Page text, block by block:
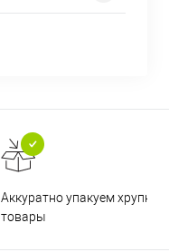
Аккуратно упакуем хрупкие
товары